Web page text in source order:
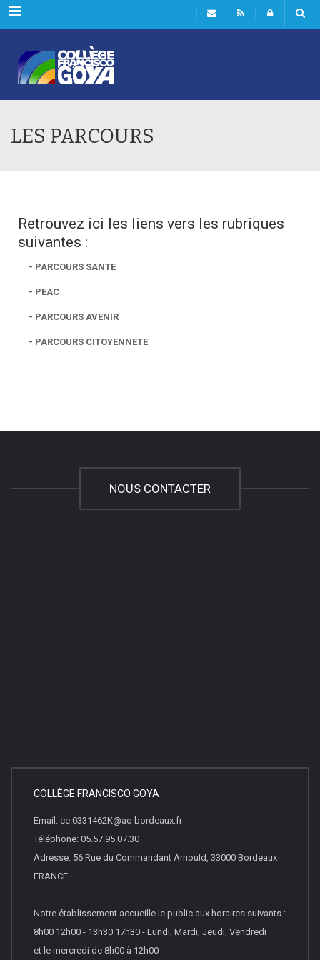
Menu
LES PARCOURS
Retrouvez ici les liens vers les rubriques
suivantes :
- PARCOURS SANTE
- PEAC
- PARCOURS AVENIR
- PARCOURS CITOYENNETE
NOUS CONTACTER
COLLÈGE FRANCISCO GOYA
Email: ce.0331462K@ac-bordeaux.fr
Téléphone: 05.57.95.07.30
Adresse: 56 Rue du Commandant Arnould, 33000 Bordeaux
FRANCE
Notre établissement accueille le public aux horaires suivants :
8h00 12h00 - 13h30 17h30 - Lundi, Mardi, Jeudi, Vendredi
et le mercredi de 8h00 à 12h00